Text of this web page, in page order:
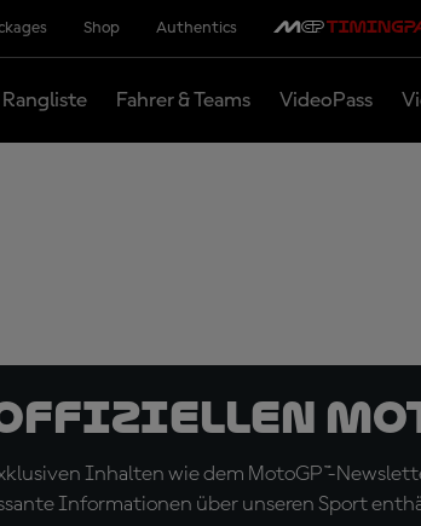
Shop Authentics
Rangliste Fahrer & Teams VideoPass
offiziellen
Inhalten wie dem MotoGP™-
Informationen über unseren Sport